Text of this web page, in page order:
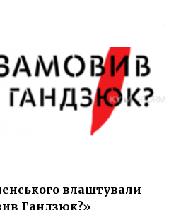
влаштували
Гандзюк?»